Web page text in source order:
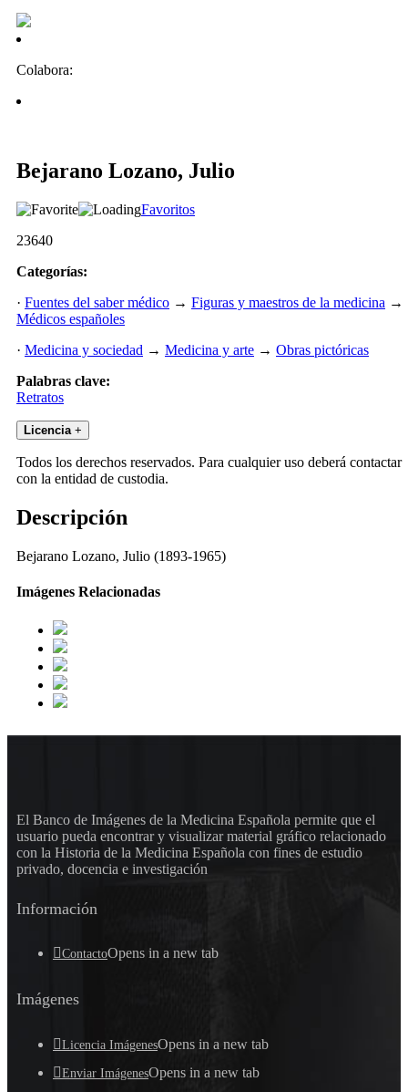
Colabora:
Bejarano Lozano, Julio
Favoritos
23640
Categorías:
· Fuentes del saber médico → Figuras y maestros de la medicina →
Médicos españoles
· Medicina y sociedad → Medicina y arte → Obras pictóricas
Palabras clave:
Retratos
Licencia +
Todos los derechos reservados. Para cualquier uso deberá contactar
con la entidad de custodia.
Descripción
Bejarano Lozano, Julio (1893-1965)
Imágenes Relacionadas
El Banco de Imágenes de la Medicina Española permite que el
usuario pueda encontrar y visualizar material gráfico relacionado
con la Historia de la Medicina Española con fines de estudio
privado, docencia e investigación
Información
ContactoOpens in a new tab
Imágenes
Licencia ImágenesOpens in a new tab
Enviar ImágenesOpens in a new tab